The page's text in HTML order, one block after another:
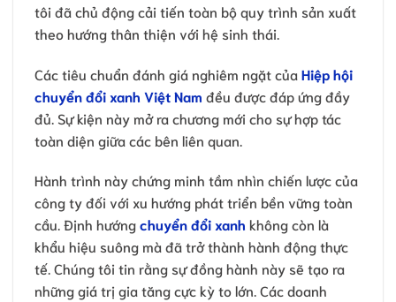
tôi đã chủ động cải tiến toàn bộ quy trình sản xuất
theo hướng thân thiện với hệ sinh thái.
Các tiêu chuẩn đánh giá nghiêm ngặt của Hiệp hội
chuyển đổi xanh Việt Nam đều được đáp ứng đầy
đủ. Sự kiện này mở ra chương mới cho sự hợp tác
toàn diện giữa các bên liên quan.
Hành trình này chứng minh tầm nhìn chiến lược của
công ty đối với xu hướng phát triển bền vững toàn
cầu. Định hướngchuyển đổi xanh không còn là
khẩu hiệu suông mà đã trở thành hành động thực
tế. Chúng tôi tin rằng sự đồng hành này sẽ tạo ra
những giá trị gia tăng cực kỳ to lớn. Các doanh